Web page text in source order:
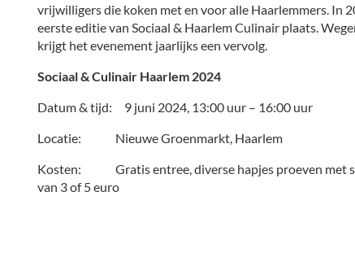
vrijwilligers die koken met en voor alle Haarlemmers. In
eerste editie van Sociaal & Haarlem Culinair plaats.
krijgt het evenement jaarlijks een vervolg.
Sociaal & Culinair Haarlem 2024
Datum & tijd: 9 juni 2024, 13:00 uur – 16:00 uur
Locatie: Nieuwe Groenmarkt, Haarlem
Kosten: Gratis entree, diverse hapjes proeven met
van 3 of 5 euro